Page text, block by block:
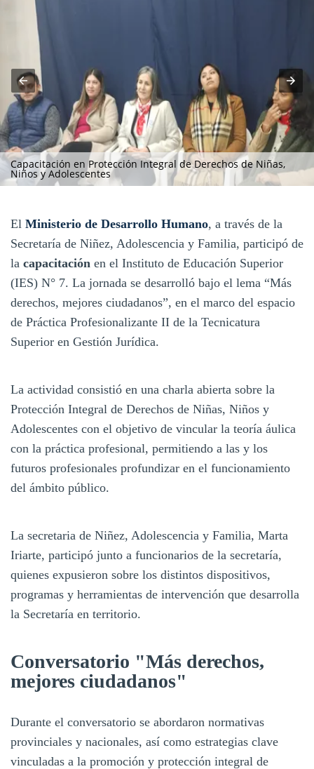
Capacitación en Protección Integral de Derechos de Niñas,
Niños y Adolescentes
El Ministerio de Desarrollo Humano, a través de la
Secretaría de Niñez, Adolescencia y Familia, participó de
la capacitación en el Instituto de Educación Superior
(IES) N° 7. La jornada se desarrolló bajo el lema “Más
derechos, mejores ciudadanos”, en el marco del espacio
de Práctica Profesionalizante II de la Tecnicatura
Superior en Gestión Jurídica.
La actividad consistió en una charla abierta sobre la
Protección Integral de Derechos de Niñas, Niños y
Adolescentes con el objetivo de vincular la teoría áulica
con la práctica profesional, permitiendo a las y los
futuros profesionales profundizar en el funcionamiento
del ámbito público.
La secretaria de Niñez, Adolescencia y Familia, Marta
Iriarte, participó junto a funcionarios de la secretaría,
quienes expusieron sobre los distintos dispositivos,
programas y herramientas de intervención que desarrolla
la Secretaría en territorio.
Conversatorio "Más derechos,
mejores ciudadanos"
Durante el conversatorio se abordaron normativas
provinciales y nacionales, así como estrategias clave
vinculadas a la promoción y protección integral de